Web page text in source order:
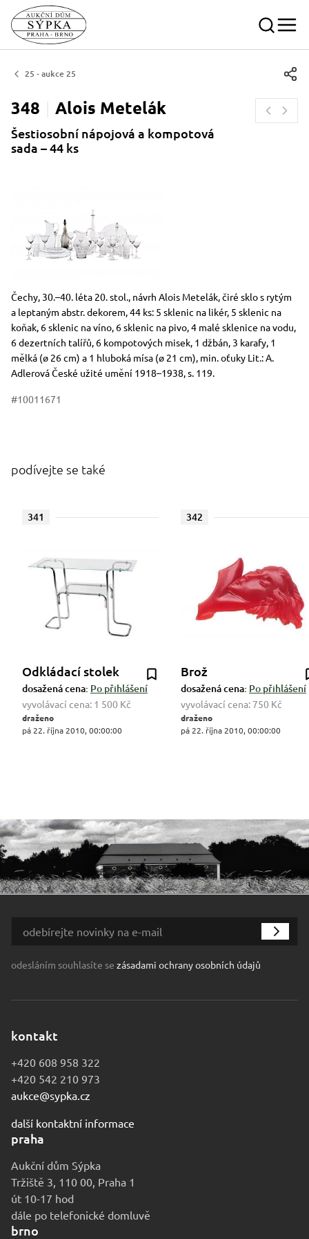
25 - aukce 25
348 Alois Metelák
Šestiosobní nápojová a kompotová
sada – 44 ks
Rozměry
Stručný popis předmětu
Čechy, 30.–40. léta 20. stol., návrh Alois Metelák, čiré sklo s rytým
a leptaným abstr. dekorem, 44 ks: 5 sklenic na likér, 5 sklenic na
koňak, 6 sklenic na víno, 6 sklenic na pivo, 4 malé sklenice na vodu,
6 dezertních talířů, 6 kompotových misek, 1 džbán, 3 karafy, 1
mělká (ø 26 cm) a 1 hluboká mísa (ø 21 cm), min. oťuky Lit.: A.
Adlerová České užité umění 1918–1938, s. 119.
#10011671
podívejte se také
341
Odkládací stolek
dosažená cena: Po přihlášení
vyvolávací cena: 1 500 Kč
draženo
pá 22. října 2010, 00:00:00
342
Brož
dosažená cena: Po přihlášení
vyvolávací cena: 750 Kč
draženo
pá 22. října 2010, 00:00:00
odesláním souhlasíte se zásadami ochrany osobních údajů
kontakt
+420 608 958 322
+420 542 210 973
aukce@sypka.cz
další kontaktní informace
praha
Aukční dům Sýpka
Tržiště 3, 110 00, Praha 1
út 10-17 hod
dále po telefonické domluvě
brno